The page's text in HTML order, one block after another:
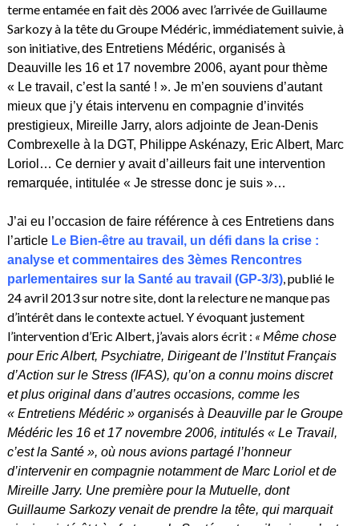
terme entamée en fait dès 2006 avec l’arrivée de Guillaume
Sarkozy à la tête du Groupe Médéric, immédiatement suivie, à
son initiative, des Entretiens Médéric, organisés à
Deauville les 16 et 17 novembre 2006, ayant pour thème
« Le travail, c’est la santé ! ». Je m’en souviens d’autant
mieux que j’y étais intervenu en compagnie d’invités
prestigieux, Mireille Jarry, alors adjointe de Jean-Denis
Combrexelle à la DGT, Philippe Askénazy, Eric Albert, Marc
Loriol… Ce dernier y avait d’ailleurs fait une intervention
remarquée, intitulée « Je stresse donc je suis »…
J’ai eu l’occasion de faire référence à ces Entretiens dans
l’article Le Bien-être au travail, un défi dans la crise :
analyse et commentaires des 3èmes Rencontres
parlementaires sur la Santé au travail (GP-3/3), publié le
24 avril 2013 sur notre site, dont la relecture ne manque pas
d’intérêt dans le contexte actuel. Y évoquant justement
l’intervention d’Eric Albert, j’avais alors écrit : « Même chose
pour Eric Albert, Psychiatre, Dirigeant de l’Institut Français
d’Action sur le Stress (IFAS), qu’on a connu moins discret
et plus original dans d’autres occasions, comme les
« Entretiens Médéric » organisés à Deauville par le Groupe
Médéric les 16 et 17 novembre 2006, intitulés « Le Travail,
c’est la Santé », où nous avions partagé l’honneur
d’intervenir en compagnie notamment de Marc Loriol et de
Mireille Jarry. Une première pour la Mutuelle, dont
Guillaume Sarkozy venait de prendre la tête, qui marquait